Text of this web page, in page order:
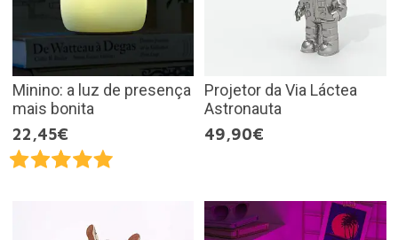
Minino: a luz de presença
mais bonita
22,45€
Projetor da Via Láctea
Astronauta
49,90€